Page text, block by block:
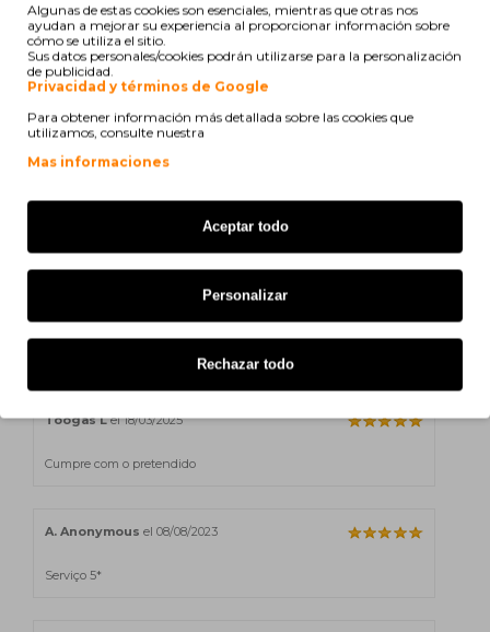
Brother MFC-L 9570 CDW
Brother MFC-L 9570 CDWT
Brother MFC-L 9570 CDWTT
Brother MFC-L 9570 Series
Brother MFC-L 9577 CDW
Toogas Lel 18/03/2025
Cumpre com o pretendido
A. Anonymous el 08/08/2023
Serviço 5*
Algunas de estas cookies son esenciales, mientras que otras nos
ayudan a mejorar su experiencia al proporcionar información sobre
cómo se utiliza el sitio.
Sus datos personales/cookies podrán utilizarse para la personalización
de publicidad.
Privacidad y términos de Google
Para obtener información más detallada sobre las cookies que
utilizamos, consulte nuestra
Mas informaciones
Aceptar todo
Personalizar
Rechazar todo